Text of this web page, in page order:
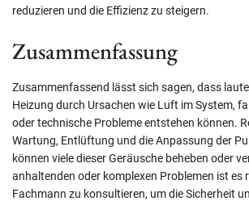
reduzieren und die Effizienz zu steigern.
Zusammenfassung
Zusammenfassend lässt sich sagen, dass
Heizung durch Ursachen wie Luft im System,
oder technische Probleme entstehen können.
Wartung, Entlüftung und die Anpassung der
können viele dieser Geräusche beheben oder
anhaltenden oder komplexen Problemen ist es
Fachmann zu konsultieren, um die Sicherheit